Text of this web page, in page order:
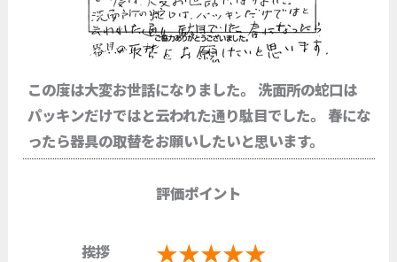
この度は大変お世話になりました。 洗面所の蛇口は
パッキンだけではと云われた通り駄目でした。 春にな
ったら器具の取替をお願いしたいと思います。
評価ポイント
挨拶 ★★★★★